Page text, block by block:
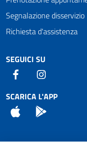
Segnalazione disservizio
Richiesta d'assistenza
SEGUICI SU
Facebook
SCARICA L'APP
App Store